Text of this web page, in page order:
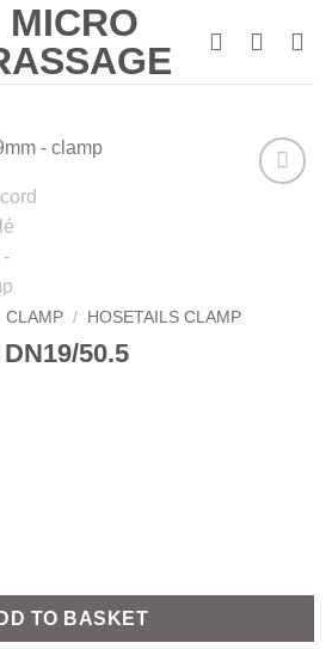
CLAMP / HOSETAILS CLAMP
50.5
quantity
TO BASKET